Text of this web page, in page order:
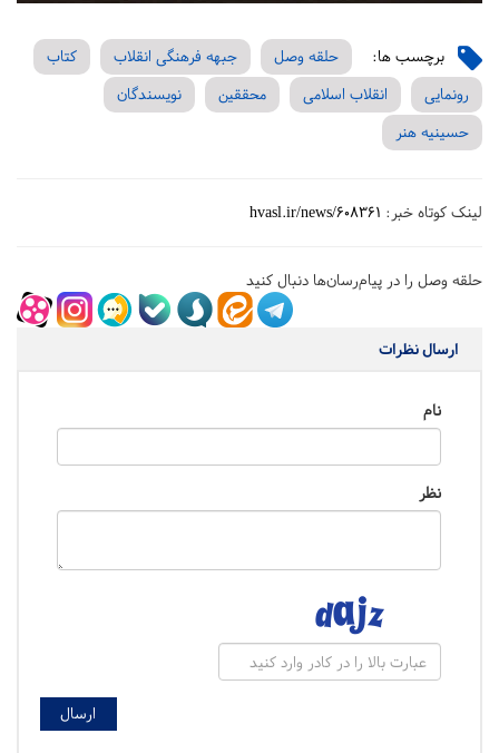
برچسب ها: حلقه وصل جبهه فرهنگی انقلاب
کتاب
رونمایی
انقلاب اسلامی محققین
نویسندگان
حسینیه هنر
لینک کوتاه خبر: hvasl.ir/news/608361
حلقه وصل را در پیام‌رسان‌ها دنبال کنید
ارسال نظرات
نام
نظر